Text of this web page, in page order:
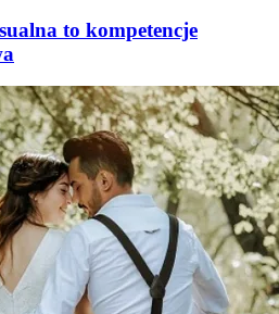
to kompetencje